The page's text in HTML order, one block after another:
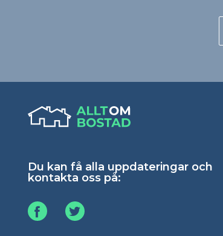
Du kan få alla uppdateringar och
kontakta oss på: